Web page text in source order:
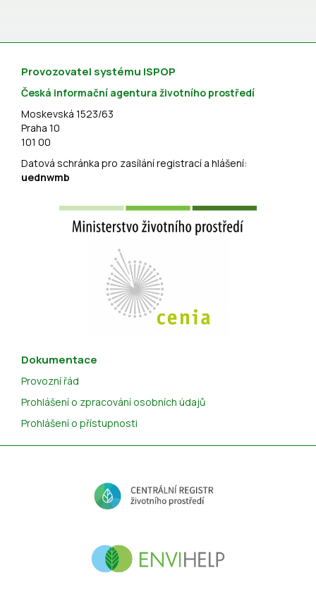
Provozovatel systému ISPOP
Česká informační agentura životního prostředí
Moskevská 1523/63
Praha 10
101 00
Datová schránka pro zasílání registrací a hlášení:
uednwmb
Dokumentace
Provozní řád
Prohlášení o zpracování osobních údajů
Prohlášení o přístupnosti